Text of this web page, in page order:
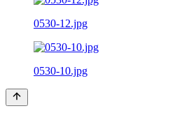
0530-12.jpg
0530-10.jpg